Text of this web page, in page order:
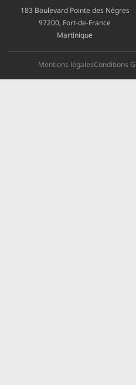
183 Boulevard Pointe des Nègres
97200, Fort-de-France
Martinique
Mentions légalesConditions